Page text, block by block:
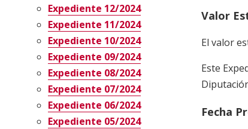
Expediente 12/2024
Expediente 11/2024
Expediente 10/2024
Expediente 09/2024
Expediente 08/2024
Expediente 07/2024
Expediente 06/2024
Expediente 05/2024
Valor
El valor
Este
Fecha